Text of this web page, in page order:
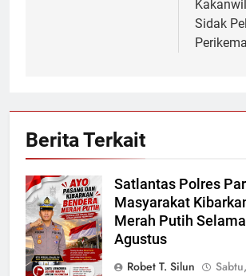
Sidak
Berita Terkait
Satlantas Polres
Masyarakat
Merah Putih
Agustus
Robet T. Silun